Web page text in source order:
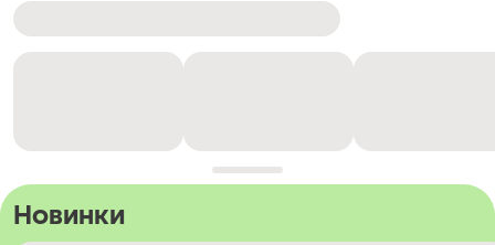
Новинки